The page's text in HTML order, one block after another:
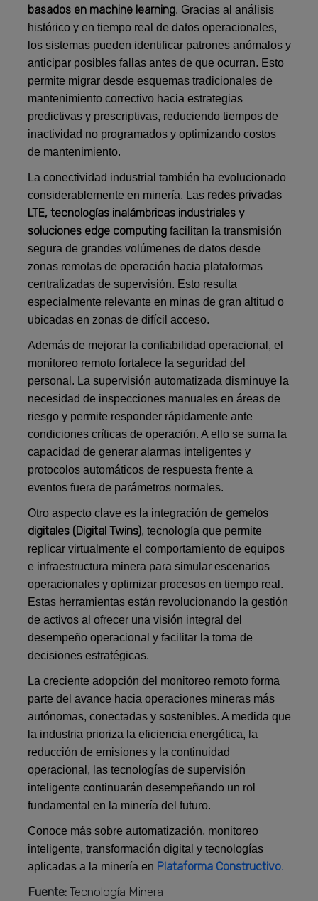
basados en machine learning. Gracias al análisis
histórico y en tiempo real de datos operacionales,
los sistemas pueden identificar patrones anómalos y
anticipar posibles fallas antes de que ocurran. Esto
permite migrar desde esquemas tradicionales de
mantenimiento correctivo hacia estrategias
predictivas y prescriptivas, reduciendo tiempos de
inactividad no programados y optimizando costos
de mantenimiento.
La conectividad industrial también ha evolucionado
considerablemente en minería. Las redes privadas
LTE, tecnologías inalámbricas industriales y
soluciones edge computing facilitan la transmisión
segura de grandes volúmenes de datos desde
zonas remotas de operación hacia plataformas
centralizadas de supervisión. Esto resulta
especialmente relevante en minas de gran altitud o
ubicadas en zonas de difícil acceso.
Además de mejorar la confiabilidad operacional, el
monitoreo remoto fortalece la seguridad del
personal. La supervisión automatizada disminuye la
necesidad de inspecciones manuales en áreas de
riesgo y permite responder rápidamente ante
condiciones críticas de operación. A ello se suma la
capacidad de generar alarmas inteligentes y
protocolos automáticos de respuesta frente a
eventos fuera de parámetros normales.
Otro aspecto clave es la integración de gemelos
digitales (Digital Twins), tecnología que permite
replicar virtualmente el comportamiento de equipos
e infraestructura minera para simular escenarios
operacionales y optimizar procesos en tiempo real.
Estas herramientas están revolucionando la gestión
de activos al ofrecer una visión integral del
desempeño operacional y facilitar la toma de
decisiones estratégicas.
La creciente adopción del monitoreo remoto forma
parte del avance hacia operaciones mineras más
autónomas, conectadas y sostenibles. A medida que
la industria prioriza la eficiencia energética, la
reducción de emisiones y la continuidad
operacional, las tecnologías de supervisión
inteligente continuarán desempeñando un rol
fundamental en la minería del futuro.
Conoce más sobre automatización, monitoreo
inteligente, transformación digital y tecnologías
aplicadas a la minería en Plataforma Constructivo.
Fuente: Tecnología Minera